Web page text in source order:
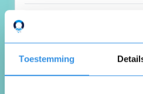
Toestemming
G Bultena-Dekker
Assen